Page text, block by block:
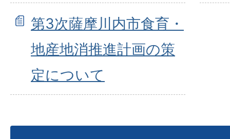
第3次薩摩川内市食育・
地産地消推進計画の策
定について